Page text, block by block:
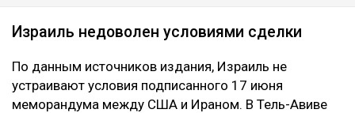
Израиль недоволен условиями сделки
По данным источников издания, Израиль не
устраивают условия подписанного 17 июня
меморандума между США и Ираном. В Тель-Авиве